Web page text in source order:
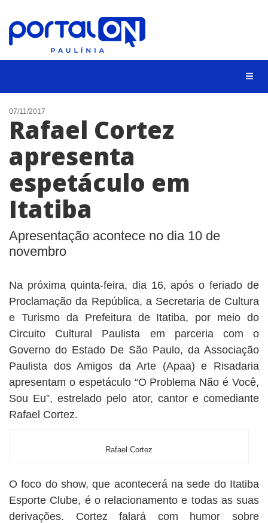
CIDADES
EVENTOS
EMPREGO
ANIVERSÁRIO DAS CIDADES
ANUNCIE
CONTATO
07/11/2017
Rafael Cortez
apresenta
espetáculo em
Itatiba
Apresentação acontece no dia 10 de
novembro
Na próxima quinta-feira, dia 16, após o feriado de
Proclamação da República, a Secretaria de Cultura
e Turismo da Prefeitura de Itatiba, por meio do
Circuito Cultural Paulista em parceria com o
Governo do Estado De São Paulo, da Associação
Paulista dos Amigos da Arte (Apaa) e Risadaria
apresentam o espetáculo “O Problema Não é Você,
Sou Eu”, estrelado pelo ator, cantor e comediante
Rafael Cortez.
Rafael Cortez
O foco do show, que acontecerá na sede do Itatiba
Esporte Clube, é o relacionamento e todas as suas
derivações. Cortez falará com humor sobre